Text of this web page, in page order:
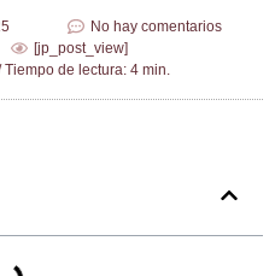
No hay comentarios
[jp_post_view]
Tiempo de lectura: 4 min.